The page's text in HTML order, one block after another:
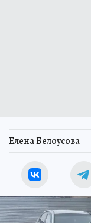
Елена Белоусова